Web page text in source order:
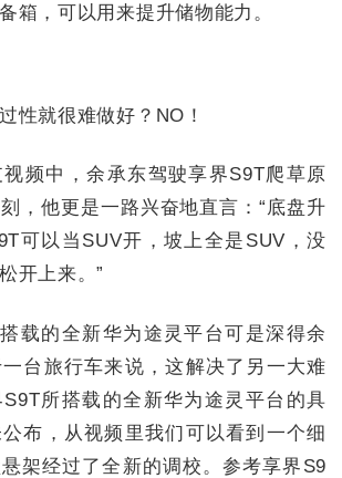
箱，可以用来提升储物能力。
性就很难做好？NO！
频中，余承东驾驶享界S9T爬草原
，他更是一路兴奋地直言：“底盘升
可以当SUV开，坡上全是SUV，没
开上来。”
载的全新华为途灵平台可是深得余
台旅行车来说，这解决了另一大难
所搭载的全新华为途灵平台的具
布，从视频里我们可以看到一个细
架经过了全新的调校。参考享界S9